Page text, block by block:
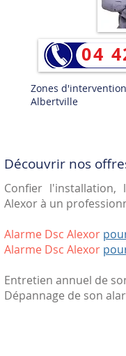
04
Zones
Albertville
Découvrir nos
Confier
Alexor à un
Alarme Dsc Alexor
Alarme Dsc Alexor
Entretien annuel de
Dépannage de son